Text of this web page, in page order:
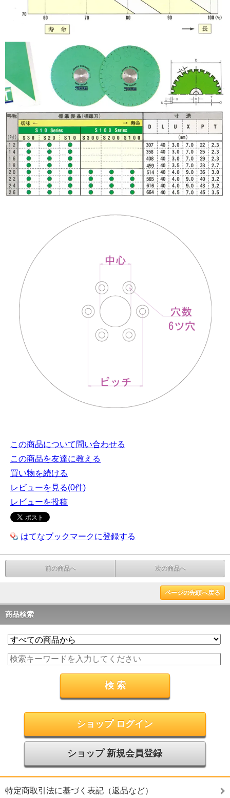
この商品について問い合わせる
この商品を友達に教える
買い物を続ける
レビューを見る(0件)
レビューを投稿
はてなブックマークに登録する
前の商品へ 次の商品へ
ページの先頭へ戻る
商品検索
ショップ ログイン
ショップ 新規会員登録
特定商取引法に基づく表記（返品など）